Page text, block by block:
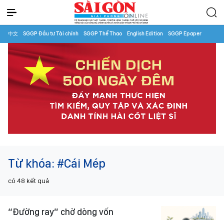
中文 SGGP Đầu tư Tài chính SGGP Thể Thao English Edition SGGP Epaper
Từ khóa: #Cái Mép
có 48 kết quả
“Đường ray” chờ dòng vốn